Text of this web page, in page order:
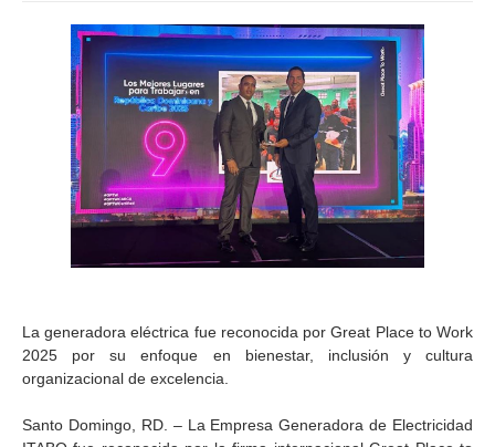
La generadora eléctrica fue reconocida por Great Place to Work
2025 por su enfoque en bienestar, inclusión y cultura
organizacional de excelencia.
Santo Domingo, RD. – La Empresa Generadora de Electricidad